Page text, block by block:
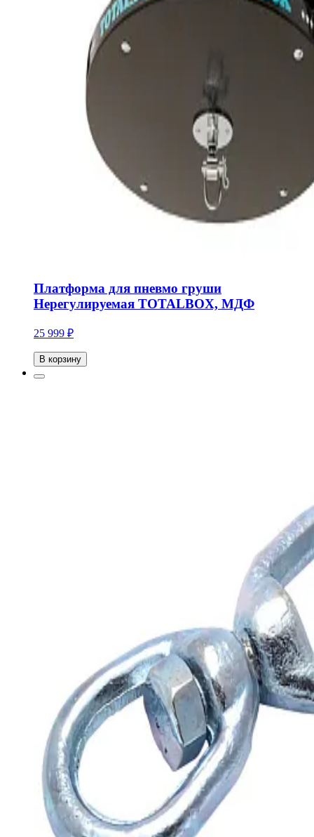
Платформа для пневмо груши
Нерегулируемая TOTALBOX, МДФ
25 999 ₽
В корзину